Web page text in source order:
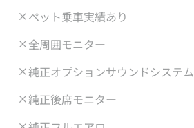
ペット乗車実績あり
全周囲モニター
純正オプションサウンドシステム
純正後席モニター